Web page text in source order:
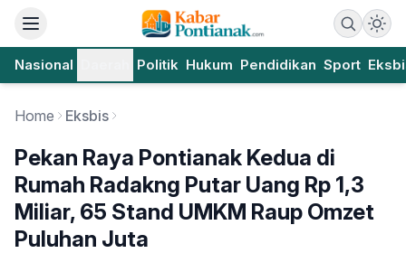
Nasional Politik Hukum Pendidikan Sport
Home Eksbis
Pekan Raya Pontianak Kedua di
Rumah Radakng Putar Uang Rp 1,3
Miliar, 65 Stand UMKM Raup Omzet
Puluhan Juta